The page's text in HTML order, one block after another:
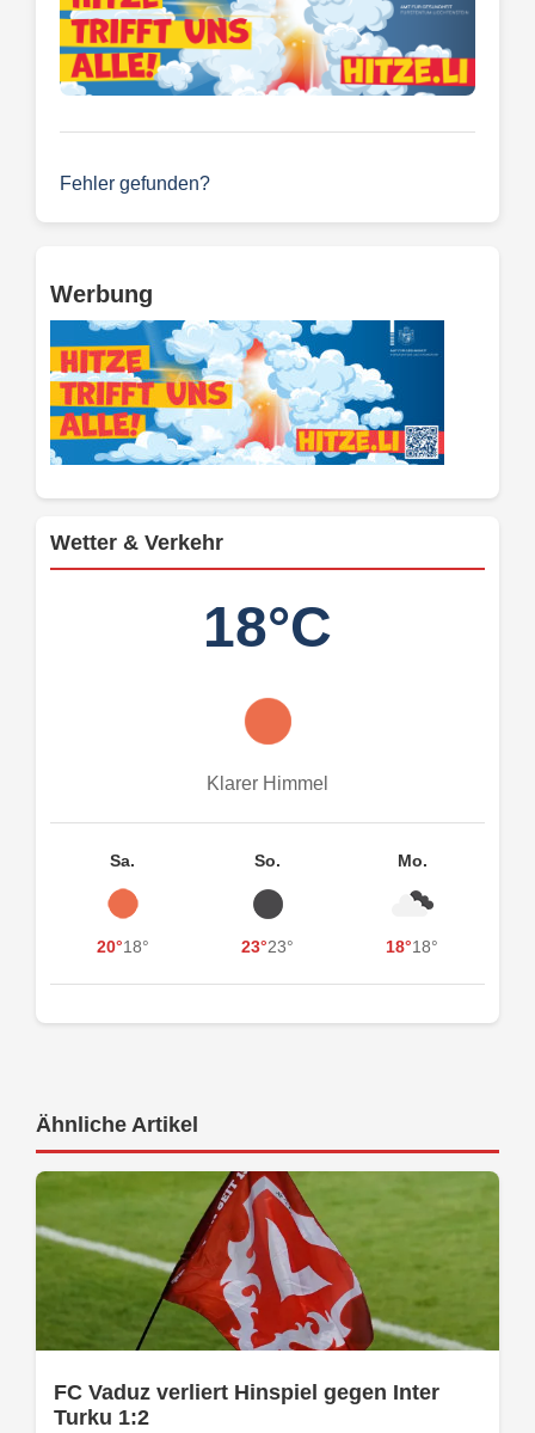
Fehler gefunden?
Werbung
Wetter & Verkehr
18°C
Klarer Himmel
Sa.
20°18°
So.
23°23°
Mo.
18°18°
Ähnliche Artikel
FC Vaduz verliert Hinspiel gegen Inter
Turku 1:2